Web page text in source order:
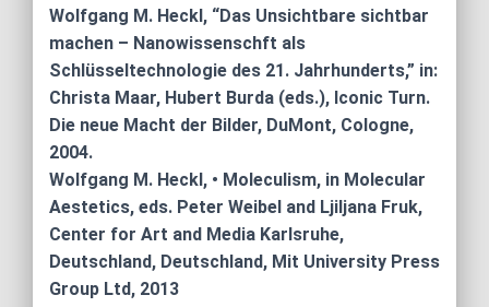
Wolfgang M. Heckl, “Das Unsichtbare sichtbar
machen – Nanowissenschft als
Schlüsseltechnologie des 21. Jahrhunderts,” in:
Christa Maar, Hubert Burda (eds.), Iconic Turn.
Die neue Macht der Bilder, DuMont, Cologne,
2004.
Wolfgang M. Heckl, • Moleculism, in Molecular
Aestetics, eds. Peter Weibel and Ljiljana Fruk,
Center for Art and Media Karlsruhe,
Deutschland, Deutschland, Mit University Press
Group Ltd, 2013